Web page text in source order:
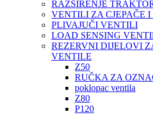
RAZŠIRENJE
VENTILI ZA CJEPAČE
PLIVAJUČI VENTILI
LOAD SENSING
REZERVNI DIJELOVI
VENTILE
Z50
RUČKA ZA
poklopac ventila
Z80
P120